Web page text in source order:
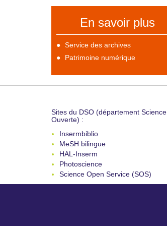
En savoir plus
Service des archives
Patrimoine numérique
Sites du DSO (département Science
Ouverte) :
Insermbiblio
MeSH bilingue
HAL-Inserm
Photoscience
Science Open Service (SOS)